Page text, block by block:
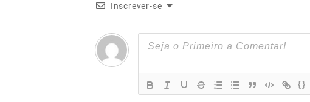
Inscrever-se
{}